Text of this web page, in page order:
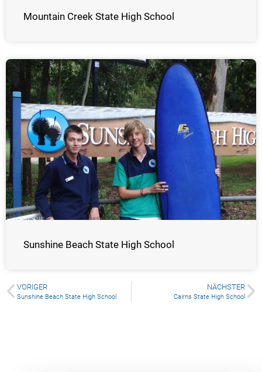
Mountain Creek State High School
Sunshine Beach State High School
VORIGER
Sunshine Beach State High School
NÄCHSTER
Cairns State High School